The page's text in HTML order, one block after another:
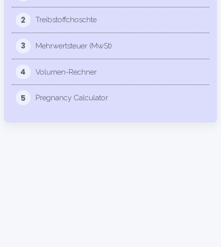
2 Treibstoffchoschte
3 Mehrwertsteuer (MwSt)
4 Volumen-Rechner
5 Pregnancy Calculator